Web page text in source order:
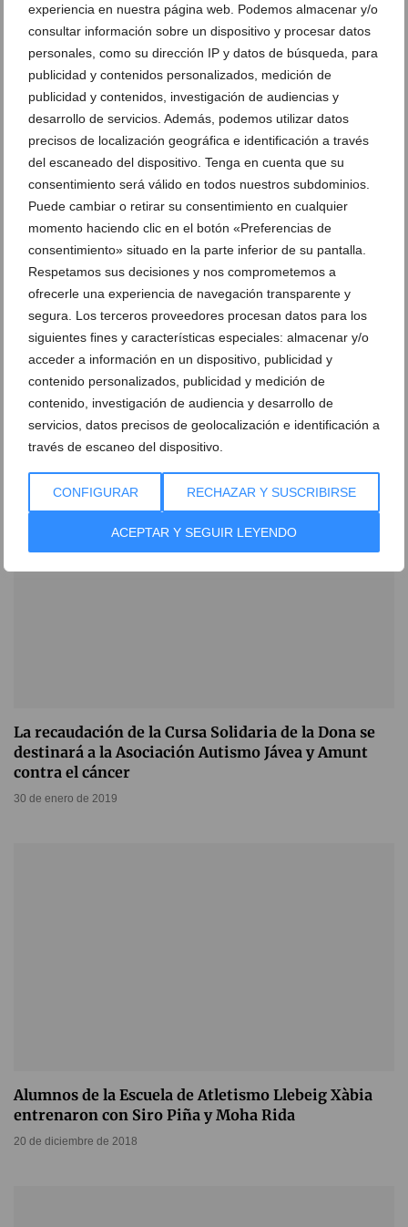
experiencia en nuestra página web. Podemos almacenar y/o
consultar información sobre un dispositivo y procesar datos
personales, como su dirección IP y datos de búsqueda, para
publicidad y contenidos personalizados, medición de
publicidad y contenidos, investigación de audiencias y
desarrollo de servicios. Además, podemos utilizar datos
precisos de localización geográfica e identificación a través
del escaneado del dispositivo. Tenga en cuenta que su
consentimiento será válido en todos nuestros subdominios.
Puede cambiar o retirar su consentimiento en cualquier
momento haciendo clic en el botón «Preferencias de
consentimiento» situado en la parte inferior de su pantalla.
Respetamos sus decisiones y nos comprometemos a
ofrecerle una experiencia de navegación transparente y
segura. Los terceros proveedores procesan datos para los
siguientes fines y características especiales: almacenar y/o
acceder a información en un dispositivo, publicidad y
contenido personalizados, publicidad y medición de
contenido, investigación de audiencia y desarrollo de
servicios, datos precisos de geolocalización e identificación a
través de escaneo del dispositivo.
CONFIGURAR RECHAZAR Y SUSCRIBIRSE
ACEPTAR Y SEGUIR LEYENDO
Fin de temporada en la Escola d’Atletisme del
Llebeig de Xàbia
03 de junio de 2019
Dominio xabiero con los triunfos de Moha Rida y
Cristina Roselló en la ‘XVII Cursa de Teulada’
La recaudación de la Cursa Solidaria de la Dona se
destinará a la Asociación Autismo Jávea y Amunt
contra el cáncer
30 de enero de 2019
Alumnos de la Escuela de Atletismo Llebeig Xàbia
entrenaron con Siro Piña y Moha Rida
20 de diciembre de 2018